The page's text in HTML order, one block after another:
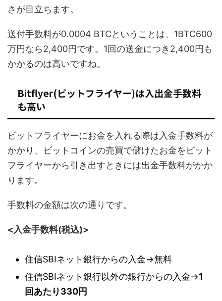
さが目立ちます。
送付手数料が0.0004 BTCということは、1BTC600
万円なら2,400円です。1回の送金につき2,400円も
かかるのは高いですね。
Bitflyer(ビットフライヤー)は入出金手数料
も高い
ビットフライヤーにお金を入れる際は入金手数料が
かかり、ビットコインの売買で儲けたお金をビット
フライヤーから引き出すときには出金手数料がかか
ります。
手数料の金額は次の通りです。
<入金手数料(税込)>
住信SBIネット銀行からの入金→無料
住信SBIネット銀行以外の銀行からの入金→1
回あたり330円